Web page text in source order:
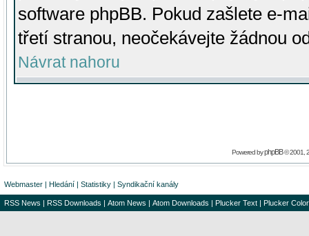
software phpBB. Pokud zašlete e-
třetí stranou, neočekávejte žádnou
Návrat nahoru
Powered byphpBB© 2001,
Webmaster | Hledání | Statistiky | Syndikační kanály
RSS News | RSS Downloads | Atom News | Atom Downloads | Plucker Text | Plucker Color